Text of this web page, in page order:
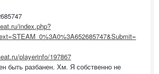
index.php?
playerinfo/197867
быть разбанен. Хм. Я собственно не